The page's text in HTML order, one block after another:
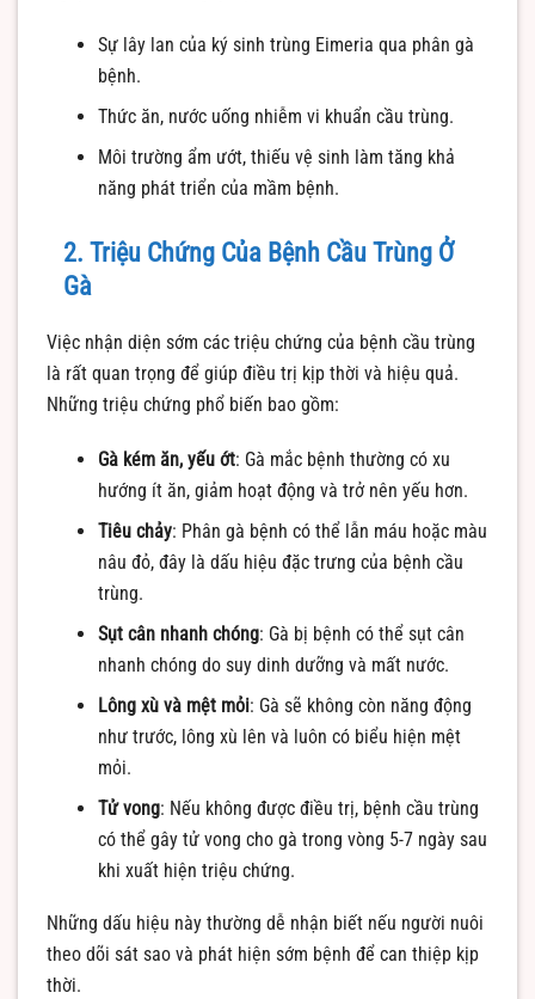
Sự lây lan của ký sinh trùng Eimeria qua phân gà
bệnh.
Thức ăn, nước uống nhiễm vi khuẩn cầu trùng.
Môi trường ẩm ướt, thiếu vệ sinh làm tăng khả
năng phát triển của mầm bệnh.
2. Triệu Chứng Của Bệnh Cầu Trùng Ở
Gà
Việc nhận diện sớm các triệu chứng của bệnh cầu trùng
là rất quan trọng để giúp điều trị kịp thời và hiệu quả.
Những triệu chứng phổ biến bao gồm:
Gà kém ăn, yếu ớt: Gà mắc bệnh thường có xu
hướng ít ăn, giảm hoạt động và trở nên yếu hơn.
Tiêu chảy: Phân gà bệnh có thể lẫn máu hoặc màu
nâu đỏ, đây là dấu hiệu đặc trưng của bệnh cầu
trùng.
Sụt cân nhanh chóng: Gà bị bệnh có thể sụt cân
nhanh chóng do suy dinh dưỡng và mất nước.
Lông xù và mệt mỏi: Gà sẽ không còn năng động
như trước, lông xù lên và luôn có biểu hiện mệt
mỏi.
Tử vong: Nếu không được điều trị, bệnh cầu trùng
có thể gây tử vong cho gà trong vòng 5-7 ngày sau
khi xuất hiện triệu chứng.
Những dấu hiệu này thường dễ nhận biết nếu người nuôi
theo dõi sát sao và phát hiện sớm bệnh để can thiệp kịp
thời.